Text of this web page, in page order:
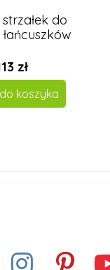
do
zł
koszyka